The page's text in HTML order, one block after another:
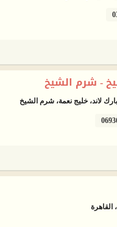
- شرم الشيخ
لاند، خليج نعمة، شرم الشيخ
القاهرة